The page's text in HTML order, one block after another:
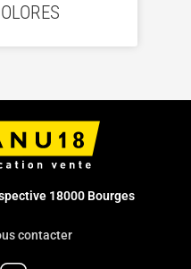
18000 Bourges
contacter